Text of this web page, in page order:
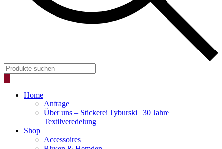
Products
search
Home
Anfrage
Über uns – Stickerei Tyburski | 30 Jahre
Textilveredelung
Shop
Accessoires